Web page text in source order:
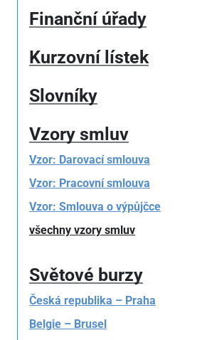
Finanční úřady
Kurzovní lístek
Slovníky
Vzory smluv
Vzor: Darovací smlouva
Vzor: Pracovní smlouva
Vzor: Smlouva o výpůjčce
všechny vzory smluv
Světové burzy
Česká republika – Praha
Belgie – Brusel